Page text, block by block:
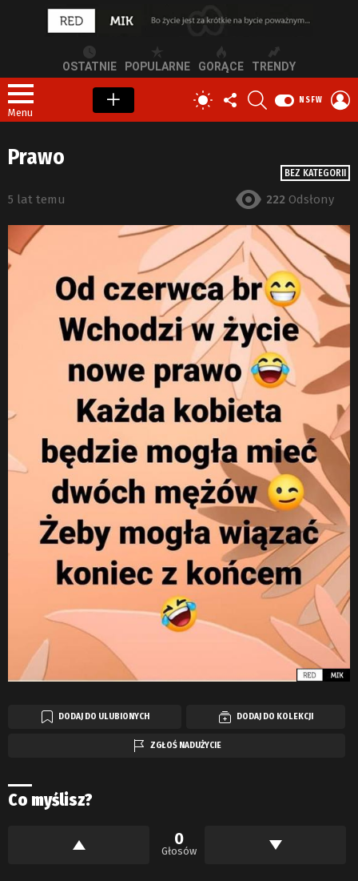
OSTATNIE POPULARNE GORĄCE TRENDY
Menu
PRZEŁĄCZ
SKÓRKĘ
OBSERWUJ
NAS
NSFW
BEZ KATEGORII
Prawo
5 lat temu 222 Odsłony
DODAJ DO ULUBIONYCH DODAJ DO KOLEKCJI
ZGŁOŚ NADUŻYCIE
Co myślisz?
0
Głosów